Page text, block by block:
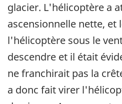
glacier. L'hélicoptère a
ascensionnelle nette, et
l'hélicoptère sous le
descendre et il était
ne franchirait pas la
a donc fait virer